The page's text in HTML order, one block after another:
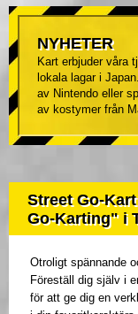
NYHETER
Kart erbjuder våra
lokala lagar i
av Nintendo eller
av kostymer från
Street Go-
Go-Karting" i
Otroligt spännande
Föreställ dig själv i
för att ge dig en